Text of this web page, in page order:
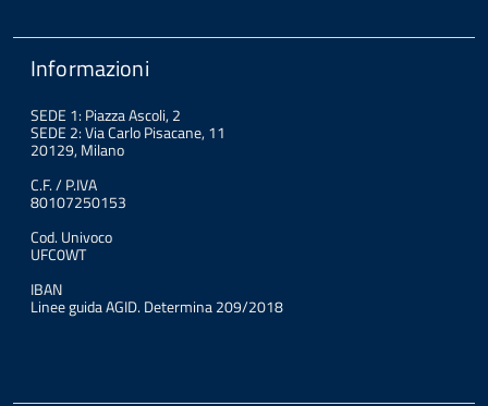
Informazioni
SEDE 1: Piazza Ascoli, 2
SEDE 2: Via Carlo Pisacane, 11
20129, Milano
C.F. / P.IVA
80107250153
Cod. Univoco
UFC0WT
IBAN
Linee guida AGID. Determina 209/2018